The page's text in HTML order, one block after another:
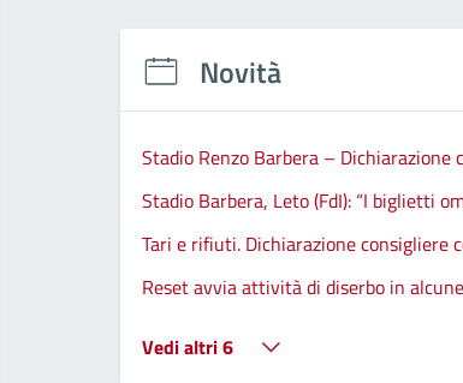
Novità
Stadio Renzo Barbera – Dichiarazione
Stadio Barbera, Leto (FdI): “I biglietti
Tari e rifiuti. Dichiarazione consigliere
Reset avvia attività di diserbo in
Vedi altri 6